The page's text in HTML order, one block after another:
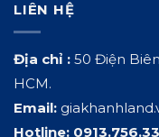
LIÊN HỆ
Địa chỉ : 50 Điện
HCM.
Email:
Hotline: